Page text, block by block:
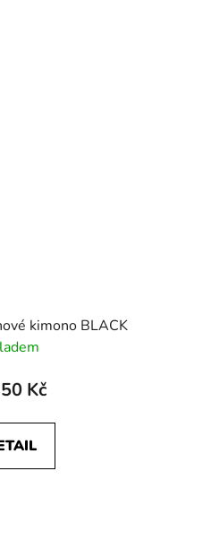
kimono BLACK
Kč